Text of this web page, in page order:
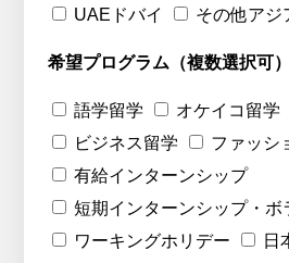
UAEドバイ
その他アジ
希望プログラム（複数選択可）
語学留学 オケイコ留学
ビジネス留学
ファッシ
有給インターンシップ
短期インターンシップ・ボ
ワーキングホリデー
日